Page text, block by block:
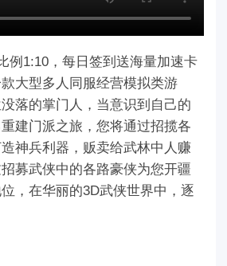
例1:10，每日签到送海量加速卡
款大型多人同服经营模拟类游
落的掌门人，当意识到自己的
建门派之旅，您将通过招揽各
神兵利器，贩卖给武林中人赚
募武侠中的各路豪侠为您开疆
，在华丽的3D武侠世界中，逐